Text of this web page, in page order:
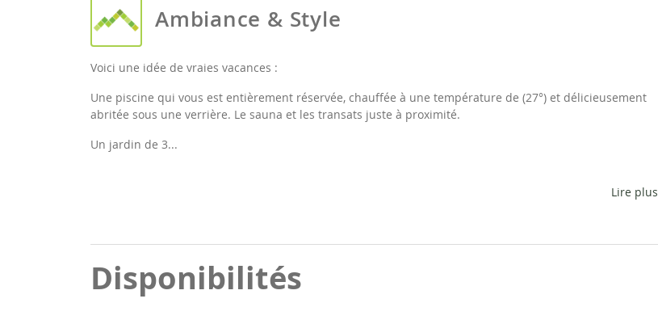
Ambiance & Style
Voici une idée de vraies vacances :
Une piscine qui vous est entièrement réservée, chauffée à une température de (27°) et délicieusement
abritée sous une verrière. Le sauna et les transats juste à proximité.
Un jardin de 3...
Lire plus
Disponibilités